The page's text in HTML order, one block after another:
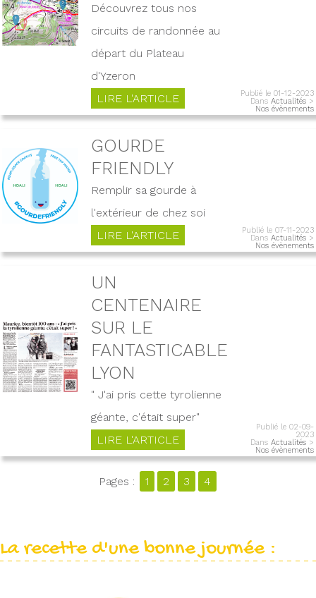
Découvrez tous nos
circuits de randonnée au
départ du Plateau
d'Yzeron
LIRE L'ARTICLE
Publié le 01-12-2023
Dans Actualités >
Nos évènements
GOURDE
FRIENDLY
Remplir sa gourde à
l'extérieur de chez soi
LIRE L'ARTICLE
Publié le 07-11-2023
Dans Actualités >
Nos évènements
UN
CENTENAIRE
SUR LE
FANTASTICABLE
LYON
" J'ai pris cette tyrolienne
géante, c'était super"
LIRE L'ARTICLE
Publié le 02-09-
2023
Dans Actualités >
Nos évènements
Pages : 1 2 3 4
La recette d'une bonne journée :